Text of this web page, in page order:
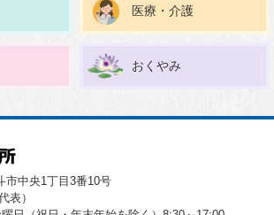
医療・介護
おくやみ
市中央1丁目3番10号
表）